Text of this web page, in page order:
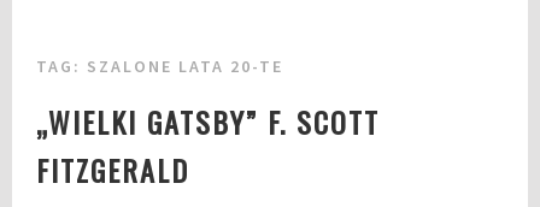
TAG: SZALONE LATA 20-TE
„WIELKI GATSBY” F. SCOTT
FITZGERALD